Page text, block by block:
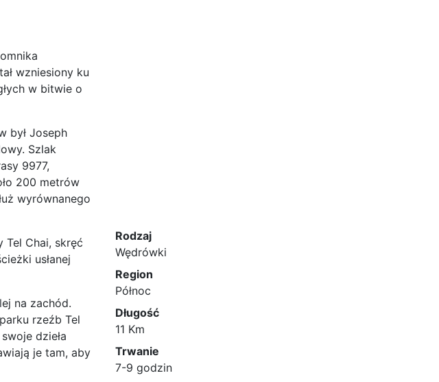
wzniesiony ku
w bitwie o
był Joseph
Szlak
9977,
200 metrów
wyrównanego
Tel Chai, skręć
usłanej
na zachód.
rzeźb Tel
dzieła
je tam, aby
Rodzaj
Wędrówki
Region
Północ
Długość
11 Km
Trwanie
7-9 godzin